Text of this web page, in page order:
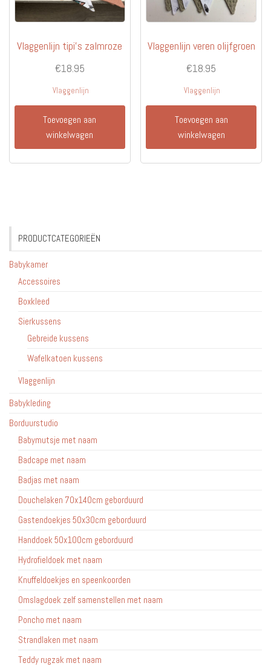
Vlaggenlijn tipi’s zalmroze
€18.95
Vlaggenlijn
Toevoegen aan
winkelwagen
Vlaggenlijn veren olijfgroen
€18.95
Vlaggenlijn
Toevoegen aan
winkelwagen
PRODUCTCATEGORIEËN
Babykamer
Accessoires
Boxkleed
Sierkussens
Gebreide kussens
Wafelkatoen kussens
Vlaggenlijn
Babykleding
Borduurstudio
Babymutsje met naam
Badcape met naam
Badjas met naam
Douchelaken 70x140cm geborduurd
Gastendoekjes 50x30cm geborduurd
Handdoek 50x100cm geborduurd
Hydrofieldoek met naam
Knuffeldoekjes en speenkoorden
Omslagdoek zelf samenstellen met naam
Poncho met naam
Strandlaken met naam
Teddy rugzak met naam